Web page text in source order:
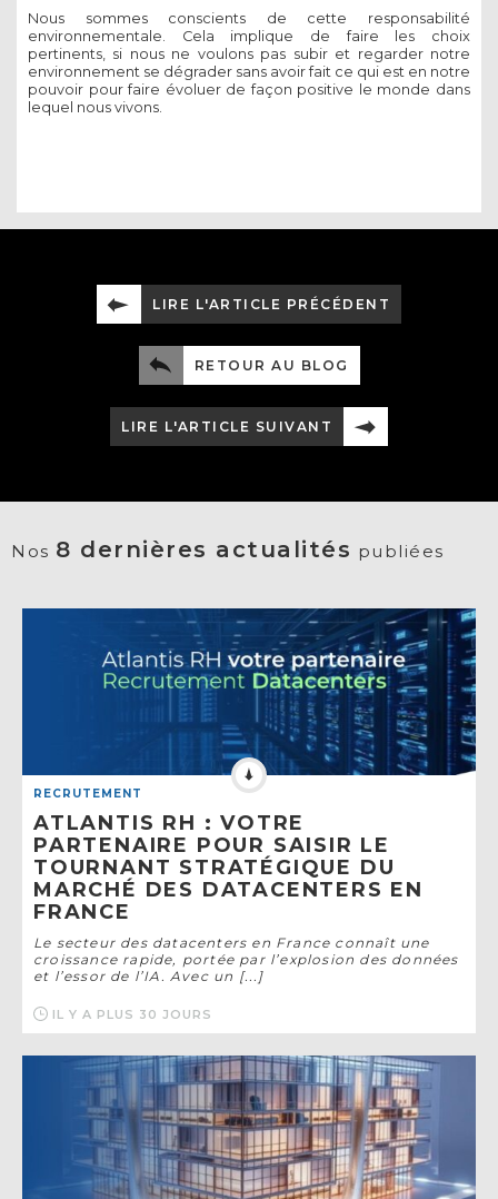
Nous sommes conscients de cette responsabilité
environnementale. Cela implique de faire les choix
pertinents, si nous ne voulons pas subir et regarder notre
environnement se dégrader sans avoir fait ce qui est en notre
pouvoir pour faire évoluer de façon positive le monde dans
lequel nous vivons.
LIRE L'ARTICLE PRÉCÉDENT
RETOUR AU BLOG
LIRE L'ARTICLE SUIVANT
Nos 8 dernières actualités publiées
RECRUTEMENT
ATLANTIS RH : VOTRE
PARTENAIRE POUR SAISIR LE
TOURNANT STRATÉGIQUE DU
MARCHÉ DES DATACENTERS EN
FRANCE
Le secteur des datacenters en France connaît une
croissance rapide, portée par l’explosion des données
et l’essor de l’IA. Avec un [...]
IL Y A PLUS 30 JOURS